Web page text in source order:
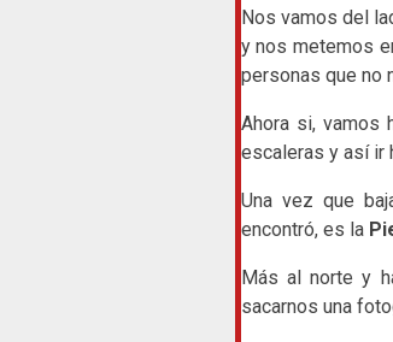
Nos vamos del
y nos metemos
personas que no
Ahora si, vamos
escaleras y así ir
Una vez que
encontró, es la
Más al norte y
sacarnos una